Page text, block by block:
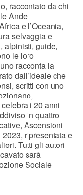
raccontato da chi
Ande
e l’Oceania,
selvaggia e
alpinisti, guide,
le loro
racconta la
dall’ideale che
scritti con uno
i 20 anni
in quattro
Ascensioni
ripresentata e
Tutti gli autori
sarà
Sociale